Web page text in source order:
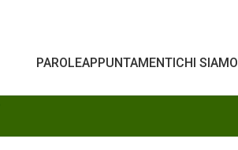
PAROLEAPPUNTAMENTICHI SIAMO